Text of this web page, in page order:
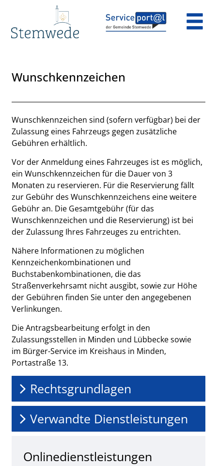
Zum Hauptinhalt springen
Zum Hauptinhalt
Wunschkennzeichen
Beschreibung
Wunschkennzeichen sind (sofern verfügbar) bei der
Zulassung eines Fahrzeugs gegen zusätzliche
Gebühren erhältlich.
Vor der Anmeldung eines Fahrzeuges ist es möglich,
ein Wunschkennzeichen für die Dauer von 3
Monaten zu reservieren. Für die Reservierung fällt
zur Gebühr des Wunschkennzeichens eine weitere
Gebühr an. Die Gesamtgebühr (für das
Wunschkennzeichen und die Reservierung) ist bei
der Zulassung Ihres Fahrzeuges zu entrichten.
Nähere Informationen zu möglichen
Kennzeichenkombinationen und
Buchstabenkombinationen, die das
Straßenverkehrsamt nicht ausgibt, sowie zur Höhe
der Gebühren finden Sie unter den angegebenen
Verlinkungen.
Die Antragsbearbeitung erfolgt in den
Zulassungsstellen in Minden und Lübbecke sowie
im Bürger-Service im Kreishaus in Minden,
Portastraße 13.
Rechtsgrundlagen
Verwandte Dienstleistungen
Onlinedienstleistungen